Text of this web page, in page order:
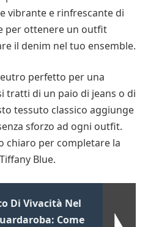
vibrante e rinfrescante di
per ottenere un outfit
il denim nel tuo ensemble.
perfetto per una
tratti di un paio di jeans o di
tessuto classico aggiunge
sforzo ad ogni outfit.
chiaro per completare la
Blue.
Di Vivacità Nel
Come